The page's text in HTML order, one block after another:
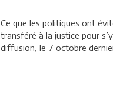
Ce que les politiques ont
transféré à la justice pour
diffusion, le 7 octobre